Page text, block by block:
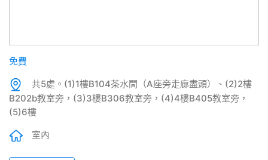
免費
共5處。(1)1樓B104茶水間（A座旁走廊盡頭）、(2)2樓
B202b教室旁，(3)3樓B306教室旁，(4)4樓B405教室旁，
(5)6樓
室內